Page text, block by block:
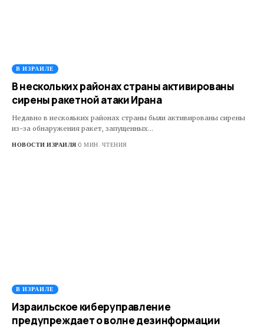
В ИЗРАИЛЕ
В нескольких районах страны активированы
сирены ракетной атаки Ирана
Недавно в нескольких районах страны были активированы сирены
из-за обнаружения ракет, запущенных…
НОВОСТИ ИЗРАИЛЯ 0 МИН. ЧТЕНИЯ
В ИЗРАИЛЕ
Израильское киберуправление
предупреждает о волне дезинформации